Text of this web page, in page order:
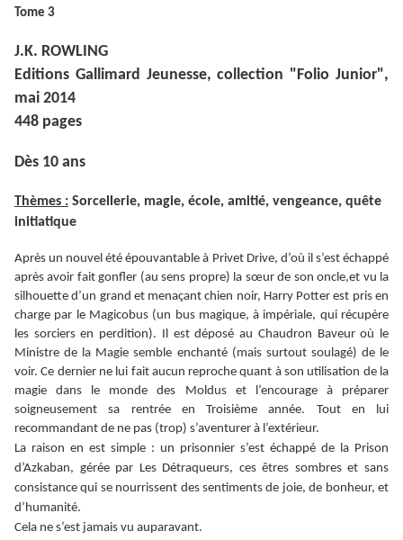
Tome 3
J.K. ROWLING
Editions Gallimard Jeunesse, collection "Folio Junior",
mai 2014
448 pages
Dès 10 ans
Thèmes : Sorcellerie, magie, école, amitié, vengeance, quête
initiatique
Après un nouvel été épouvantable à Privet Drive, d’où il s’est échappé
après avoir fait gonfler (au sens propre) la sœur de son oncle,et vu la
silhouette d’un grand et menaçant chien noir, Harry Potter est pris en
charge par le Magicobus (un bus magique, à impériale, qui récupère
les sorciers en perdition). Il est déposé au Chaudron Baveur où le
Ministre de la Magie semble enchanté (mais surtout soulagé) de le
voir. Ce dernier ne lui fait aucun reproche quant à son utilisation de la
magie dans le monde des Moldus et l’encourage à préparer
soigneusement sa rentrée en Troisième année. Tout en lui
recommandant de ne pas (trop) s’aventurer à l’extérieur.
La raison en est simple : un prisonnier s’est échappé de la Prison
d’Azkaban, gérée par Les Détraqueurs, ces êtres sombres et sans
consistance qui se nourrissent des sentiments de joie, de bonheur, et
d’humanité.
Cela ne s’est jamais vu auparavant.